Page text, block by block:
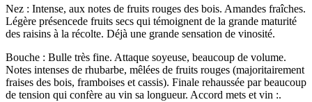
Nez : Intense, aux notes de fruits rouges des bois. Amandes fraîches.
Légère présencede fruits secs qui témoignent de la grande maturité
des raisins à la récolte. Déjà une grande sensation de vinosité.
Bouche : Bulle très fine. Attaque soyeuse, beaucoup de volume.
Notes intenses de rhubarbe, mêlées de fruits rouges (majoritairement
fraises des bois, framboises et cassis). Finale rehaussée par beaucoup
de tension qui confère au vin sa longueur. Accord mets et vin :.